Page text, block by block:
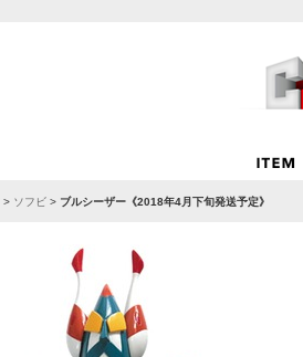
> ソフビ > ブルシーザー《2018年4月下旬発送予定》